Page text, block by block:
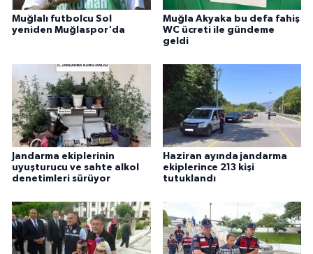
Muğlalı futbolcu Sol
yeniden Muğlaspor'da
Muğla Akyaka bu defa fahiş
WC ücreti ile gündeme
geldi
Jandarma ekiplerinin
uyuşturucu ve sahte alkol
denetimleri sürüyor
Haziran ayında jandarma
ekiplerince 213 kişi
tutuklandı